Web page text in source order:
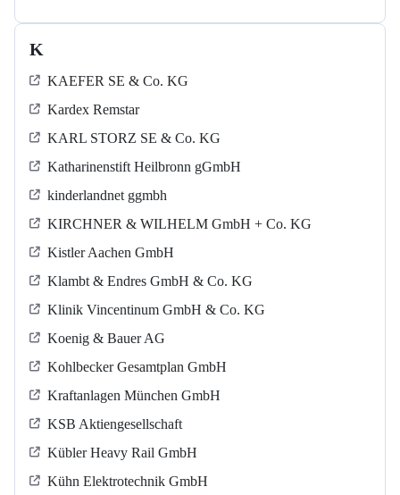
K
KAEFER SE & Co. KG
Kardex Remstar
KARL STORZ SE & Co. KG
Katharinenstift Heilbronn gGmbH
kinderlandnet ggmbh
KIRCHNER & WILHELM GmbH + Co. KG
Kistler Aachen GmbH
Klambt & Endres GmbH & Co. KG
Klinik Vincentinum GmbH & Co. KG
Koenig & Bauer AG
Kohlbecker Gesamtplan GmbH
Kraftanlagen München GmbH
KSB Aktiengesellschaft
Kübler Heavy Rail GmbH
Kühn Elektrotechnik GmbH